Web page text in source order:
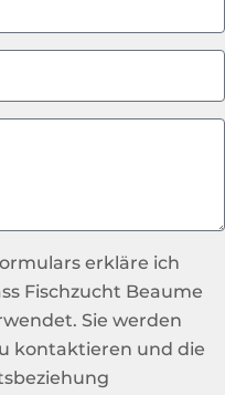
erkläre ich
Fischzucht Beaume
Sie werden
kontaktieren und die